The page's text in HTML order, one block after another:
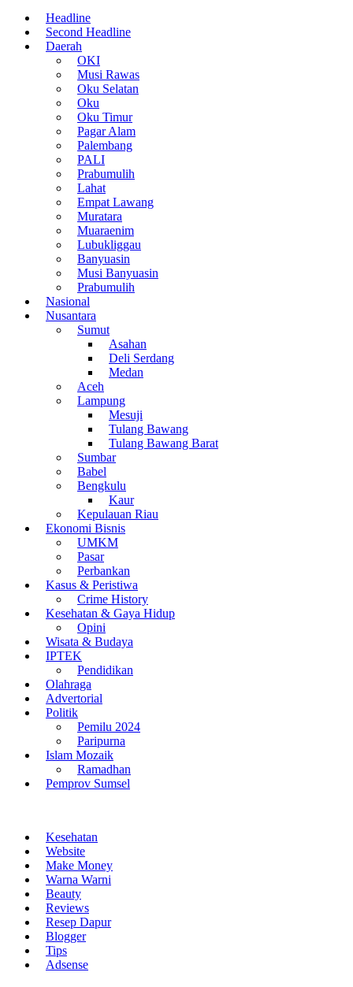
Headline
Second Headline
Daerah
OKI
Musi Rawas
Oku Selatan
Oku
Oku Timur
Pagar Alam
Palembang
PALI
Prabumulih
Lahat
Empat Lawang
Muratara
Muaraenim
Lubukliggau
Banyuasin
Musi Banyuasin
Prabumulih
Nasional
Nusantara
Sumut
Asahan
Deli Serdang
Medan
Aceh
Lampung
Mesuji
Tulang Bawang
Tulang Bawang Barat
Sumbar
Babel
Bengkulu
Kaur
Kepulauan Riau
Ekonomi Bisnis
UMKM
Pasar
Perbankan
Kasus & Peristiwa
Crime History
Kesehatan & Gaya Hidup
Opini
Wisata & Budaya
IPTEK
Pendidikan
Olahraga
Advertorial
Politik
Pemilu 2024
Paripurna
Islam Mozaik
Ramadhan
Pemprov Sumsel
Kesehatan
Website
Make Money
Warna Warni
Beauty
Reviews
Resep Dapur
Blogger
Tips
Adsense